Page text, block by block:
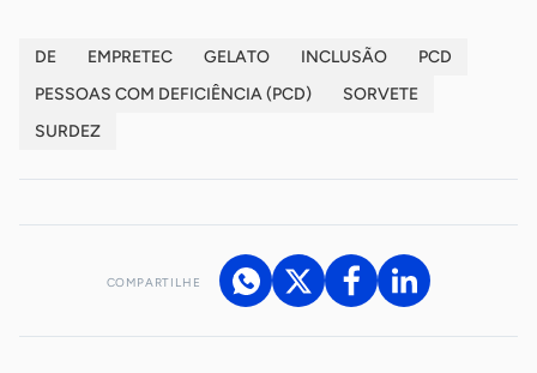
DE EMPRETEC GELATO INCLUSÃO
PCD
PESSOAS COM DEFICIÊNCIA (PCD)
SORVETE
SURDEZ
COMPARTILHE